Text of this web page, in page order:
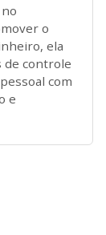
o
ela
de controle
com
e